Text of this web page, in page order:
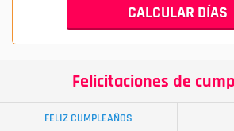
Felicitaciones de
FELIZ CUMPLEAÑOS